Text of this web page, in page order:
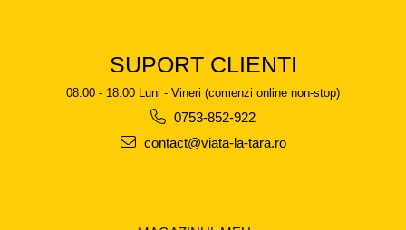
SUPORT CLIENTI
08:00 - 18:00 Luni - Vineri (comenzi online non-stop)
0753-852-922
contact@viata-la-tara.ro